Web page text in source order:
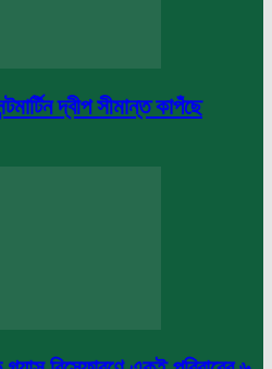
দ্বীপ সীমান্ত কাপঁছে